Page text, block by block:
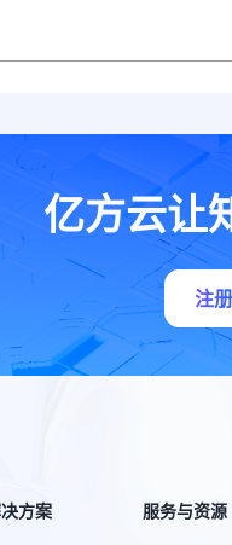
亿方云让
注
方案
服务与资源